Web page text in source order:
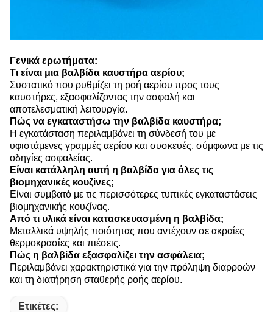
Γενικά ερωτήματα:
Τι είναι μια βαλβίδα καυστήρα αερίου;
Συστατικό που ρυθμίζει τη ροή αερίου προς τους
καυστήρες, εξασφαλίζοντας την ασφαλή και
αποτελεσματική λειτουργία.
Πώς να εγκαταστήσω την βαλβίδα καυστήρα;
Η εγκατάσταση περιλαμβάνει τη σύνδεσή του με
υφιστάμενες γραμμές αερίου και συσκευές, σύμφωνα με τις
οδηγίες ασφαλείας.
Είναι κατάλληλη αυτή η βαλβίδα για όλες τις
βιομηχανικές κουζίνες;
Είναι συμβατό με τις περισσότερες τυπικές εγκαταστάσεις
βιομηχανικής κουζίνας.
Από τι υλικά είναι κατασκευασμένη η βαλβίδα;
Μεταλλικά υψηλής ποιότητας που αντέχουν σε ακραίες
θερμοκρασίες και πιέσεις.
Πώς η βαλβίδα εξασφαλίζει την ασφάλεια;
Περιλαμβάνει χαρακτηριστικά για την πρόληψη διαρροών
και τη διατήρηση σταθερής ροής αερίου.
Ετικέτες: